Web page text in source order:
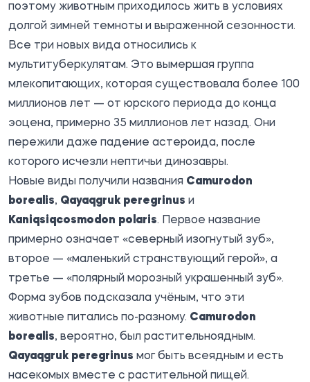
поэтому животным приходилось жить в условиях
долгой зимней темноты и выраженной сезонности.
Все три новых вида относились к
мультитуберкулятам. Это вымершая группа
млекопитающих, которая существовала более 100
миллионов лет — от юрского периода до конца
эоцена, примерно 35 миллионов лет назад. Они
пережили даже падение астероида, после
которого исчезли нептичьи динозавры.
Новые виды получили названия Camurodon
borealis, Qayaqgruk peregrinus и
Kaniqsiqcosmodon polaris. Первое название
примерно означает «северный изогнутый зуб»,
второе — «маленький странствующий герой», а
третье — «полярный морозный украшенный зуб».
Форма зубов подсказала учёным, что эти
животные питались по-разному. Camurodon
borealis, вероятно, был растительноядным.
Qayaqgruk peregrinus мог быть всеядным и есть
насекомых вместе с растительной пищей.